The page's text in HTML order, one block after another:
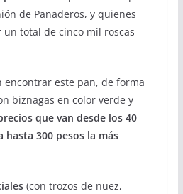
de Panaderos, y quienes
total de cinco mil roscas
encontrar este pan, de forma
biznagas en color verde y
que van desde los 40
hasta 300 pesos la más
(con trozos de nuez,